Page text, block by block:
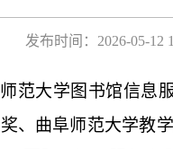
发布时间：2026-05-
范大学图书馆信息
、曲阜师范大学教